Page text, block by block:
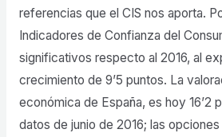
referencias que el CIS nos aporta.
Indicadores de Confianza del
significativos respecto al 2016, al
crecimiento de 9’5 puntos. La
económica de España, es hoy 16’2
datos de junio de 2016; las